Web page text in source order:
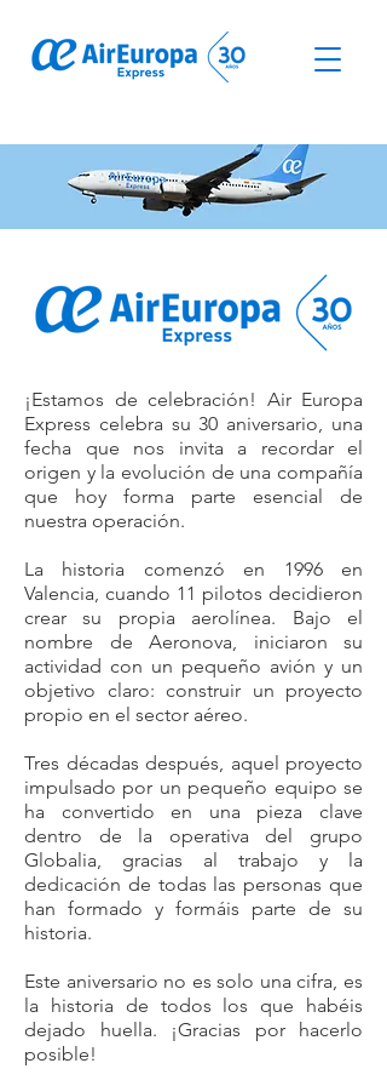
¡Estamos de celebración! Air Europa
Express celebra su 30 aniversario, una
fecha que nos invita a recordar el
origen y la evolución de una compañía
que hoy forma parte esencial de
nuestra operación.
La historia comenzó en 1996 en
Valencia, cuando 11 pilotos decidieron
crear su propia aerolínea. Bajo el
nombre de Aeronova, iniciaron su
actividad con un pequeño avión y un
objetivo claro: construir un proyecto
propio en el sector aéreo.
Tres décadas después, aquel proyecto
impulsado por un pequeño equipo se
ha convertido en una pieza clave
dentro de la operativa del grupo
Globalia, gracias al trabajo y la
dedicación de todas las personas que
han formado y formáis parte de su
historia.
Este aniversario no es solo una cifra, es
la historia de todos los que habéis
dejado huella. ¡Gracias por hacerlo
posible!